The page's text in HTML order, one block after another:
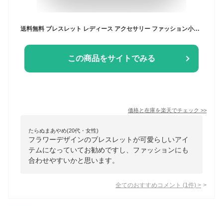
送料無料 ブレスレット レディース アクセサリー ファッション小物 花 フラワー ラインストーン おしゃれ プレゼント ギフト 大人女子
この商品をサイトでみる
価格と在庫を楽天でチェック >>
たらぬまあやめ(20代・女性)
フラワーデザインのブレスレットが可愛らしいアイ
テムになっていてお勧めですし、ファッションにも
合わせやすいかと思います。
全てのおすすめコメント (1 件) >